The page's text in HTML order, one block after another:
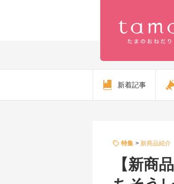
【公式】
レミアム
ド専門店
「たまの
新着記事
特集 新商品紹介
【新商